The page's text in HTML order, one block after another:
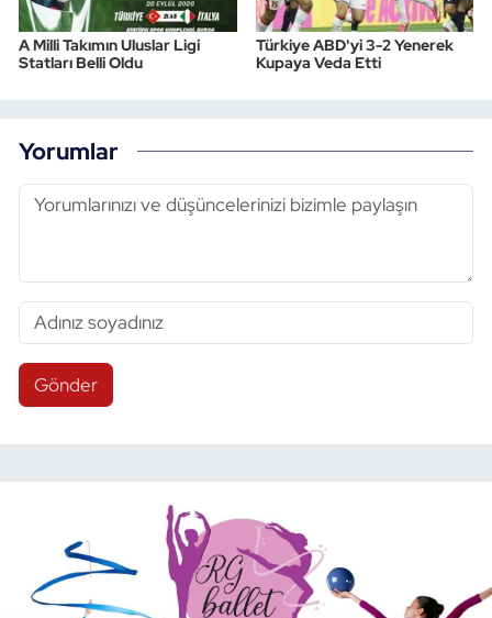
A Milli Takımın Uluslar Ligi
Statları Belli Oldu
Türkiye ABD'yi 3-2 Yenerek
Kupaya Veda Etti
Yorumlar
Gönder